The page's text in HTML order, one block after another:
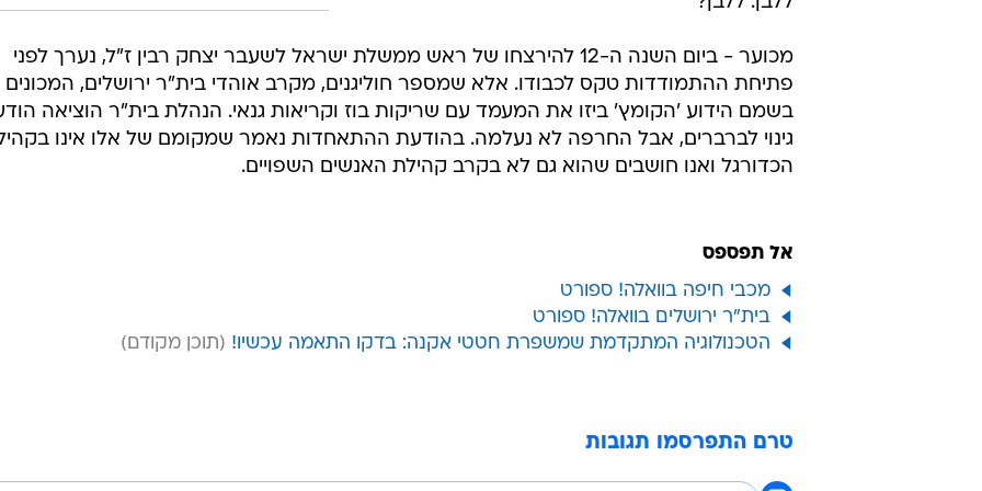
מכוער - ביום השנה ה-12 להירצחו של ראש ממשלת ישראל לשעבר יצחק רבין ז"ל, נערך לפני
פתיחת ההתמודדות טקס לכבודו. אלא שמספר חוליגנים, מקרב אוהדי בית"ר ירושלים, המכונים
בשמם הידוע 'הקומץ' ביזו את המעמד עם שריקות בוז וקריאות גנאי. הנהלת בית"ר הוציאה
גינוי לברברים, אבל החרפה לא נעלמה. בהודעת ההתאחדות נאמר שמקומם של אלו אינו
הכדורגל ואנו חושבים שהוא גם לא בקרב קהילת האנשים השפויים.
אל תפספס
מכבי חיפה בוואלה! ספורט
בית"ר ירושלים בוואלה! ספורט
הטכנולוגיה המתקדמת שמשפרת חטטי אקנה: בדקו התאמה עכשיו!
טרם התפרסמו תגובות